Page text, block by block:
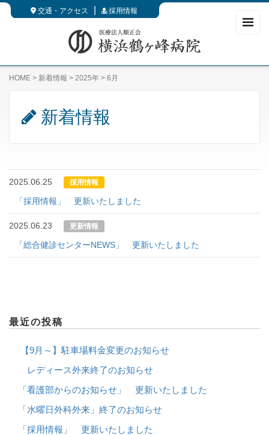
交通・アクセス 採用情報
HOME > 新着情報 > 2025年 > 6月
新着情報
2025.06.25 採用情報
「採用情報」 更新いたしました
2025.06.23 更新情報
「総合健診センターNEWS」 更新いたしました
最近の投稿
【9月～】駐車場料金変更のお知らせ
レディース外来終了のお知らせ
「看護部からのお知らせ」 更新いたしました
「水曜日外科外来」終了のお知らせ
「採用情報」 更新いたしました